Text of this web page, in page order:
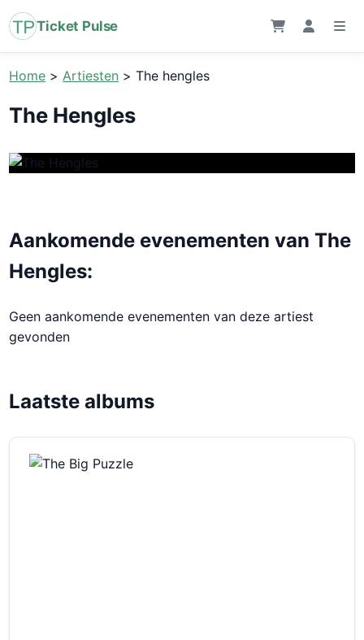
Ticket Pulse
Home >Artiesten >The hengles
The Hengles
Aankomende evenementen van The
Hengles:
Geen aankomende evenementen van deze artiest
gevonden
Laatste albums